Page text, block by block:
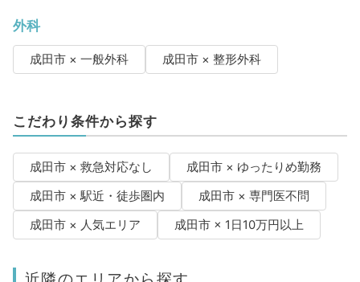
外科
成田市 × 一般外科 成田市 × 整形外科
こだわり条件から探す
成田市 × 救急対応なし
成田市 × ゆったりめ勤務
成田市 × 駅近・徒歩圏内
成田市 × 専門医不問
成田市 × 人気エリア
成田市 × 1日10万円以上